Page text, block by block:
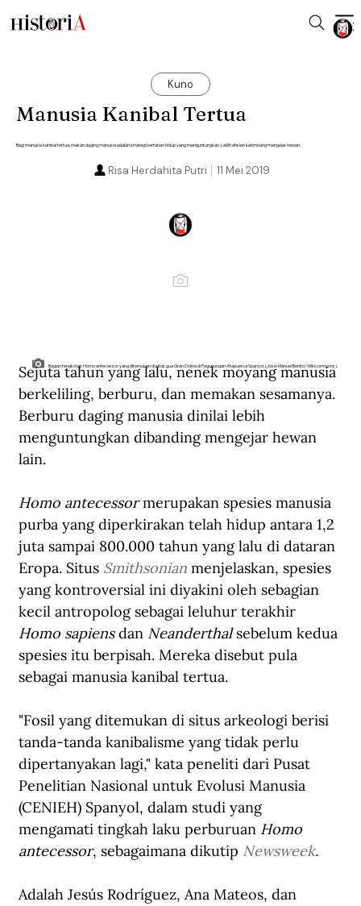
Kuno
Manusia Kanibal Tertua
Bagi manusia kanibal tertua, makan daging manusia adalah strategi bertahan hidup yang menguntungkan. Lebih efisien ketimbang mengejar hewan.
11 Mei 2019
Risa Herdahita Putri
Bagian tengkorak Homo antecessor yang ditemukan di situs gua Gran Dolina di Pegunungan Atapuerca Spanyol. (José-Manuel Benito/Wikicommons).
Sejuta tahun yang lalu, nenek moyang manusia
berkeliling, berburu, dan memakan sesamanya.
Berburu daging manusia dinilai lebih
menguntungkan dibanding mengejar hewan
lain.
Homo antecessor merupakan spesies manusia
purba yang diperkirakan telah hidup antara 1,2
juta sampai 800.000 tahun yang lalu di dataran
Eropa. Situs Smithsonian menjelaskan, spesies
yang kontroversial ini diyakini oleh sebagian
kecil antropolog sebagai leluhur terakhir
Homo sapiens dan Neanderthal sebelum kedua
spesies itu berpisah. Mereka disebut pula
sebagai manusia kanibal tertua.
"Fosil yang ditemukan di situs arkeologi berisi
tanda-tanda kanibalisme yang tidak perlu
dipertanyakan lagi," kata peneliti dari Pusat
Penelitian Nasional untuk Evolusi Manusia
(CENIEH) Spanyol, dalam studi yang
mengamati tingkah laku perburuan Homo
antecessor, sebagaimana dikutip Newsweek.
Adalah Jesús Rodríguez, Ana Mateos, dan